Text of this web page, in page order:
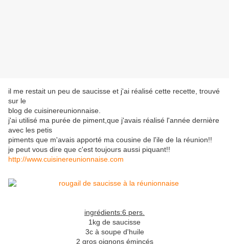
il me restait un peu de saucisse et j'ai réalisé cette recette, trouvé
sur le
blog de cuisinereunionnaise.
j'ai utilisé ma purée de piment,que j'avais réalisé l'année dernière
avec les petis
piments que m'avais apporté ma cousine de l'ile de la réunion!!
je peut vous dire que c'est toujours aussi piquant!!
http://www.cuisinereunionnaise.com
ingrédients:6 pers.
1kg de saucisse
3c à soupe d'huile
2 gros oignons émincés